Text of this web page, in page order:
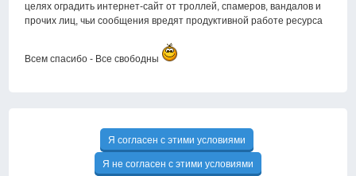
целях оградить интернет-сайт от троллей, спамеров, вандалов и
прочих лиц, чьи сообщения вредят продуктивной работе ресурса
Всем спасибо - Все свободны